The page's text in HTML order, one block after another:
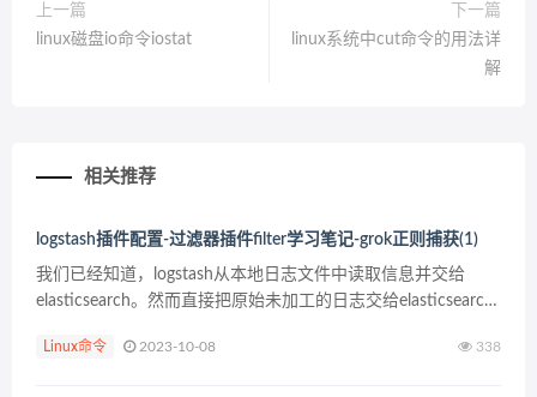
上一篇
linux磁盘io命令iostat
下一篇
linux系统中cut命令的用法详
解
相关推荐
logstash插件配置-过滤器插件filter学习笔记-grok正则捕获(1)
我们已经知道，logstash从本地日志文件中读取信息并交给
elasticsearch。然而直接把原始未加工的日志交给elasticsearch
解析出来的关...
Linux命令 2023-10-08 338